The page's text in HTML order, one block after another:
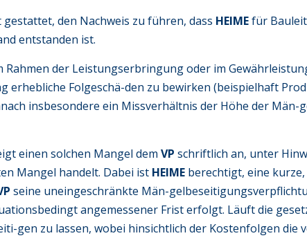
gestattet, den Nachweis zu führen, dass HEIMEfür
entstanden ist.
Rahmen der Leistungserbringung oder im
erhebliche Folgeschä-den zu bewirken (beispielhaft
insbesondere ein Missverhältnis der Höhe der
einen solchen Mangel dem VP schriftlich an, unter
Mangel handelt. Dabei ist HEIME berechtigt, eine
seine uneingeschränkte Män-
angemessener Frist erfolgt. Läuft die
gen zu lassen, wobei hinsichtlich der Kostenfolgen die